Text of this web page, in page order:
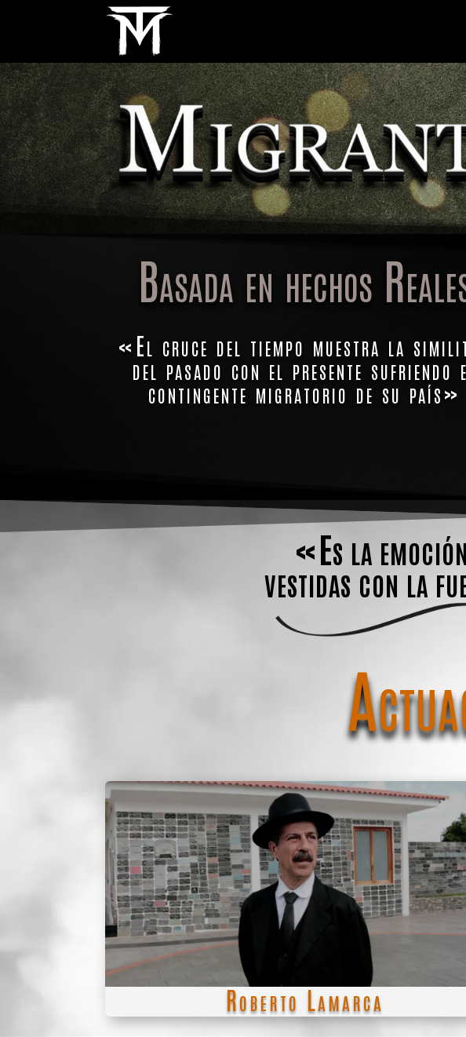
Basada en hechos
«El cruce del tiempo muestra la
del pasado con el presente sufriendo
contingente migratorio de su país»
«Es la
vestidas con la
Roberto Lamarca
Roberto Lamarca
Este distinguido actor, de ascendencia italo-
dejó su huella en el mundo del cine, la televisión y el
teatro. Se ganó el reconocimiento gracias a su
participación en exitosas telenovelas como "Por estas
calles", "La vida entera", "El amor las vuelve locas"
"Cosita rica".